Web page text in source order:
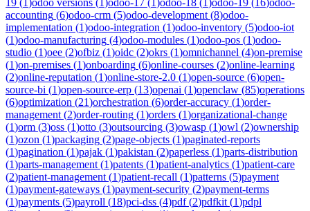
accounting (6)odoo-crm (5)odoo-development (8)odoo-
implementation (1)odoo-integration (1)odoo-inventory (5)odoo-iot
(1)odoo-manufacturing (4)odoo-modules (1)odoo-pos (1)odoo-
studio (1)oee (2)ofbiz (1)oidc (2)okrs (1)omnichannel (4)on-premise
(1)on-premises (1)onboarding (6)online-courses (2)online-learning
(2)online-reputation (1)online-store-2.0 (1)open-source (6)open-
source-bi (1)open-source-erp (13)openai (1)openclaw (85)operations
(6)optimization (21)orchestration (6)order-accuracy (1)order-
management (2)order-routing (1)orders (1)organizational-change
(1)orm (3)oss (1)otto (3)outsourcing (3)owasp (1)owl (2)ownership
(1)ozon (1)packaging (2)page-objects (1)paginated-reports
(1)pagination (1)pajak (1)pakistan (2)paperless (1)parts-distribution
(1)parts-management (1)patents (1)patient-analytics (1)patient-care
(2)patient-management (1)patient-recall (1)patterns (5)payment
(1)payment-gateways (1)payment-security (2)payment-terms
(1)payments (5)payroll (18)pci-dss (4)pdf(2)pdfkit (1)pdpl